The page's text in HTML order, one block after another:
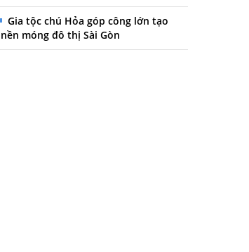
Gia tộc chú Hỏa góp công lớn tạo
nền móng đô thị Sài Gòn